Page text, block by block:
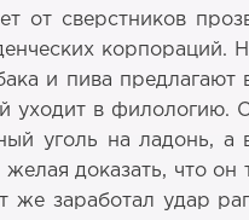
от сверстников
и пива
уходит в
уголь на ладонь, а
доказать, что
заработал удар